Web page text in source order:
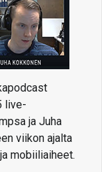
live-
ja Juha
viikon ajalta
mobiiliaiheet.